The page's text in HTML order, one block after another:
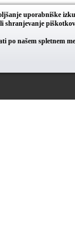
uporabniške
shranjevanje
po našem spletnem